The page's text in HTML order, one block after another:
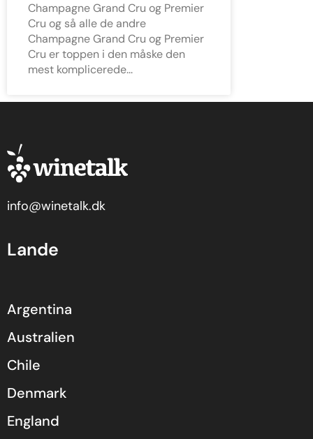
Champagne Grand Cru og Premier
Cru og så alle de andre
Champagne Grand Cru og Premier
Cru er toppen i den måske den
mest komplicerede
info@winetalk.dk
Lande
Argentina
Australien
Chile
Denmark
England